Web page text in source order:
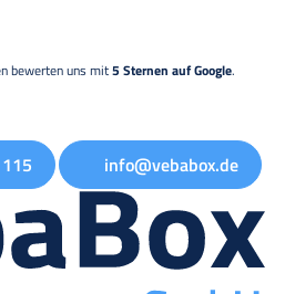
bewerten uns mit5 Sternen auf Google.
info@vebabox.de